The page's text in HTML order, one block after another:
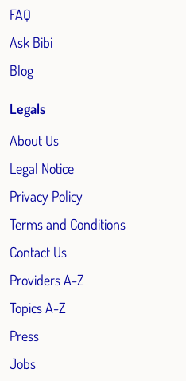
FAQ
Ask Bibi
Blog
Legals
About Us
Legal Notice
Privacy Policy
Terms and Conditions
Contact Us
Providers A-Z
Topics A-Z
Press
Jobs